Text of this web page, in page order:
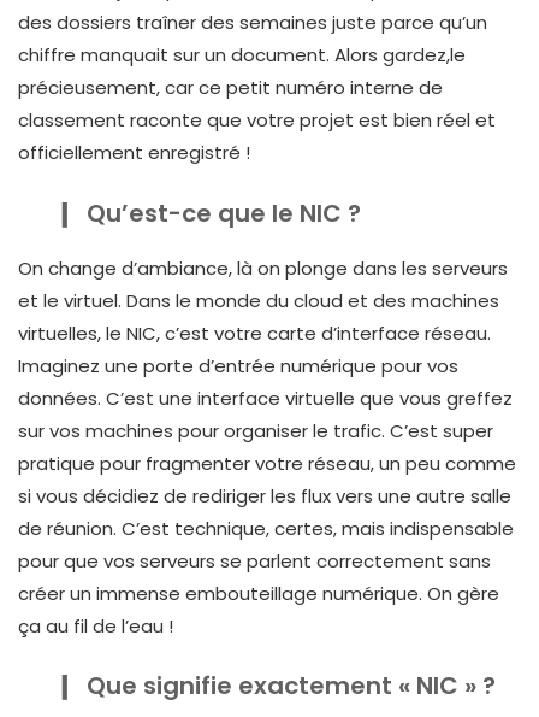
des dossiers traîner des semaines juste parce qu’un
chiffre manquait sur un document. Alors gardez,le
précieusement, car ce petit numéro interne de
classement raconte que votre projet est bien réel et
officiellement enregistré !
Qu’est-ce que le NIC ?
On change d’ambiance, là on plonge dans les serveurs
et le virtuel. Dans le monde du cloud et des machines
virtuelles, le NIC, c’est votre carte d’interface réseau.
Imaginez une porte d’entrée numérique pour vos
données. C’est une interface virtuelle que vous greffez
sur vos machines pour organiser le trafic. C’est super
pratique pour fragmenter votre réseau, un peu comme
si vous décidiez de rediriger les flux vers une autre salle
de réunion. C’est technique, certes, mais indispensable
pour que vos serveurs se parlent correctement sans
créer un immense embouteillage numérique. On gère
ça au fil de l’eau !
Que signifie exactement « NIC » ?